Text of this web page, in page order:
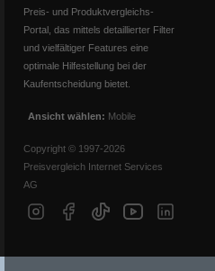
Preis- und Produktvergleichs-
Portal, das mittels detaillierter Filter
und vielfältiger Features eine
optimale Hilfestellung bei der
Kaufentscheidung bietet.
Ansicht wählen: Mobile
Copyright © 1997-2026
Preisvergleich Internet Services
AG